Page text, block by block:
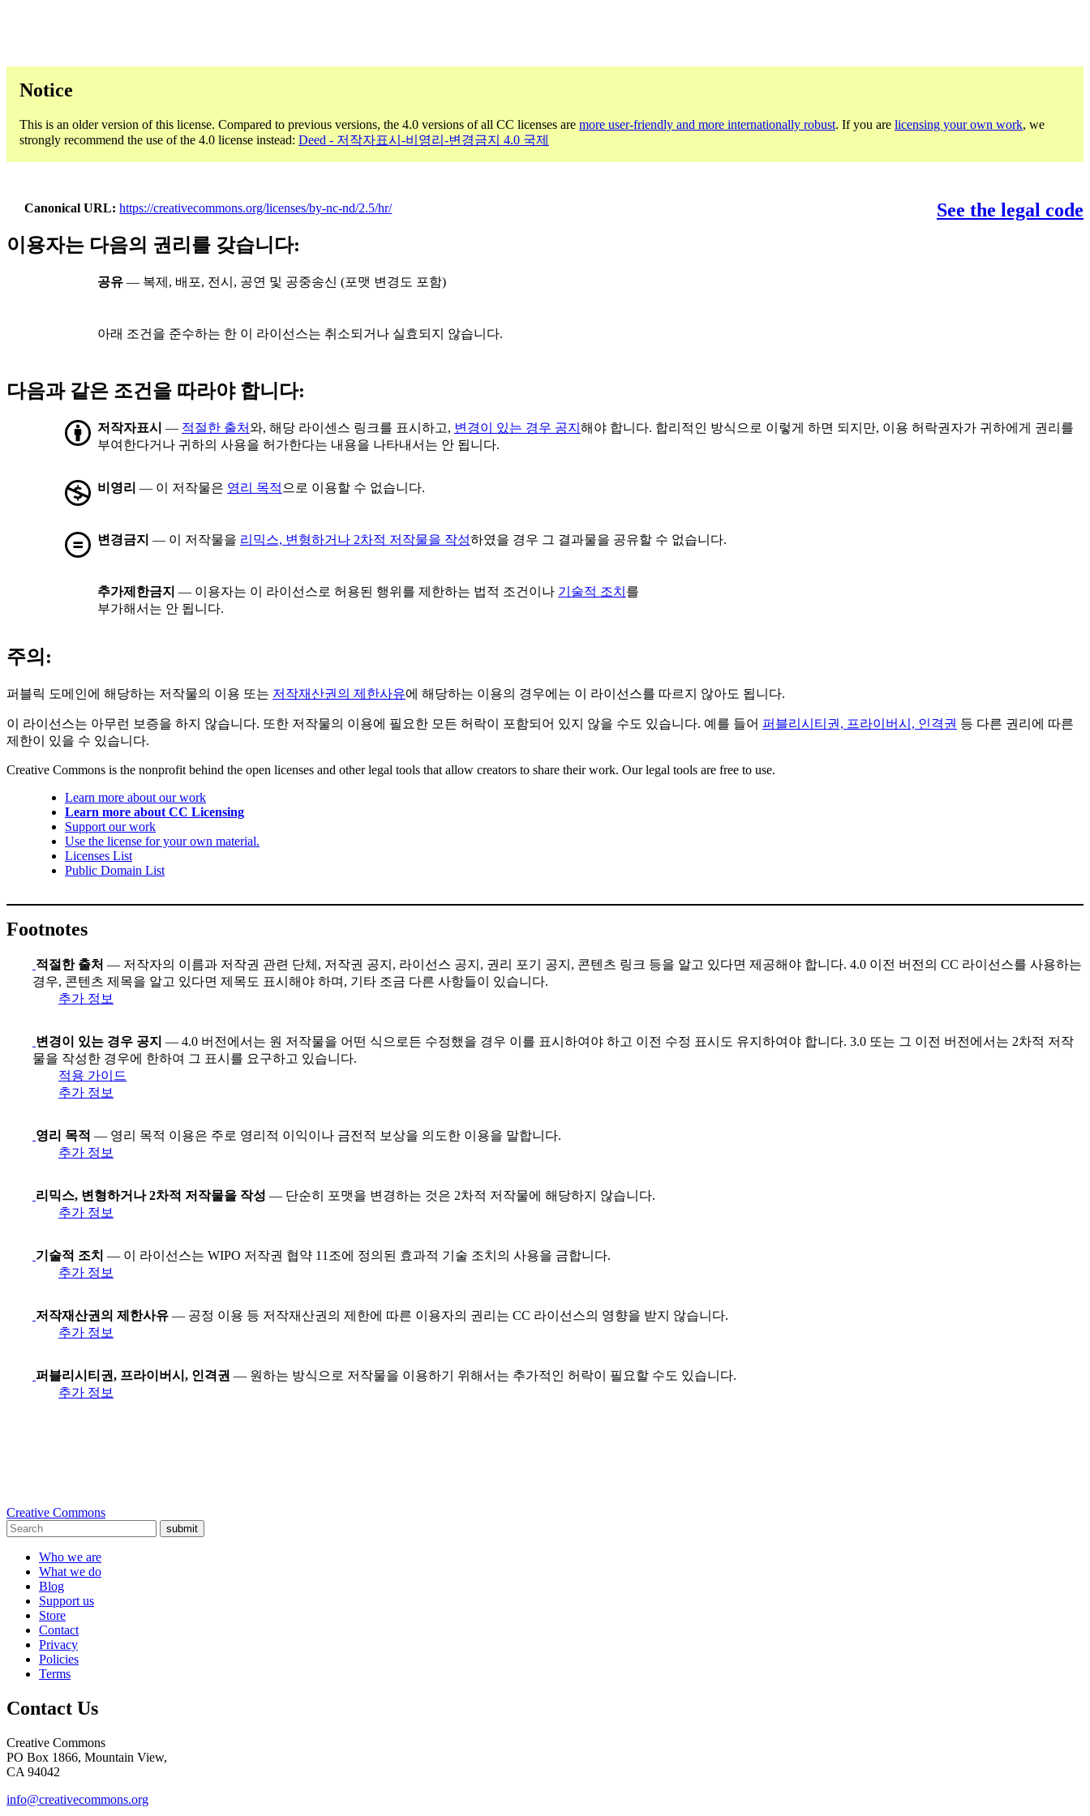
Notice
This is an older version of this license. Compared to previous versions, the 4.0 versions of all CC licenses are more user-friendly and more internationally robust. If you are licensing your own work, we
strongly recommend the use of the 4.0 license instead: Deed - 저작자표시-비영리-변경금지 4.0 국제
Canonical URL https://creativecommons.org/licenses/by-nc-nd/2.5/hr/
See the legal code
이용자는 다음의 권리를 갖습니다:
공유 — 복제, 배포, 전시, 공연 및 공중송신 (포맷 변경도 포함)
아래 조건을 준수하는 한 이 라이선스는 취소되거나 실효되지 않습니다.
다음과 같은 조건을 따라야 합니다:
저작자표시 — 적절한 출처와, 해당 라이센스 링크를 표시하고, 변경이 있는 경우 공지 해야 합니다. 합리적인 방식으로 이렇게 하면 되지만, 이용 허락권자가 귀하에게 권리를
부여한다거나 귀하의 사용을 허가한다는 내용을 나타내서는 안 됩니다.
비영리 — 이 저작물은 영리 목적 으로 이용할 수 없습니다.
변경금지 — 이 저작물을 리믹스, 변형하거나 2차적 저작물을 작성하였을 경우 그 결과물을 공유할 수 없습니다.
추가제한금지 — 이용자는 이 라이선스로 허용된 행위를 제한하는 법적 조건이나 기술적 조치 를
부가해서는 안 됩니다.
주의:
퍼블릭 도메인에 해당하는 저작물의 이용 또는 저작재산권의 제한사유에 해당하는 이용의 경우에는 이 라이선스를 따르지 않아도 됩니다.
이 라이선스는 아무런 보증을 하지 않습니다. 또한 저작물의 이용에 필요한 모든 허락이 포함되어 있지 않을 수도 있습니다. 예를 들어 퍼블리시티권, 프라이버시, 인격권 등 다른 권리에 따른
제한이 있을 수 있습니다.
Creative Commons is the nonprofit behind the open licenses and other legal tools that allow creators to share their work. Our legal tools are free to use.
Learn more about our work
Learn more about CC Licensing
Support our work
Use the license for your own material.
Licenses List
Public Domain List
Footnotes
적절한 출처 — 저작자의 이름과 저작권 관련 단체, 저작권 공지, 라이선스 공지, 권리 포기 공지, 콘텐츠 링크 등을 알고 있다면 제공해야 합니다. 4.0 이전 버전의 CC 라이선스를 사용하는
경우, 콘텐츠 제목을 알고 있다면 제목도 표시해야 하며, 기타 조금 다른 사항들이 있습니다.
추가 정보
변경이 있는 경우 공지 — 4.0 버전에서는 원 저작물을 어떤 식으로든 수정했을 경우 이를 표시하여야 하고 이전 수정 표시도 유지하여야 합니다. 3.0 또는 그 이전 버전에서는 2차적 저작
물을 작성한 경우에 한하여 그 표시를 요구하고 있습니다.
적용 가이드
추가 정보
영리 목적 — 영리 목적 이용은 주로 영리적 이익이나 금전적 보상을 의도한 이용을 말합니다.
추가 정보
리믹스, 변형하거나 2차적 저작물을 작성 — 단순히 포맷을 변경하는 것은 2차적 저작물에 해당하지 않습니다.
추가 정보
기술적 조치 — 이 라이선스는 WIPO 저작권 협약 11조에 정의된 효과적 기술 조치의 사용을 금합니다.
추가 정보
저작재산권의 제한사유 — 공정 이용 등 저작재산권의 제한에 따른 이용자의 권리는 CC 라이선스의 영향을 받지 않습니다.
추가 정보
퍼블리시티권, 프라이버시, 인격권 — 원하는 방식으로 저작물을 이용하기 위해서는 추가적인 허락이 필요할 수도 있습니다.
추가 정보
Creative Commons
submit
Who we are
What we do
Blog
Support us
Store
Contact
Privacy
Policies
Terms
Contact Us
Creative Commons
PO Box 1866, Mountain View,
CA 94042
info@creativecommons.org